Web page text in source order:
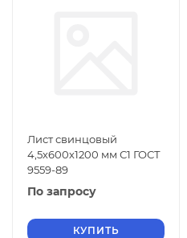
Лист свинцовый
4,5х600х1200 мм С1 ГОСТ
9559-89
По запросу
КУПИТЬ